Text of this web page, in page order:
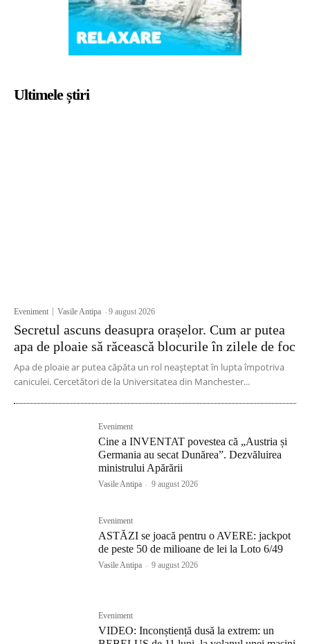
Ultimele știri
Eveniment Vasile Antipa -9 august 2026
Secretul ascuns deasupra orașelor. Cum ar putea
apa de ploaie să răcească blocurile în zilele de foc
Apa de ploaie ar putea căpăta un rol neașteptat în lupta împotriva
caniculei. Cercetători de la Universitatea din Manchester...
Eveniment
Cine a INVENTAT povestea că „Austria și
Germania au secat Dunărea”. Dezvăluirea
ministrului Apărării
Vasile Antipa - 9 august 2026
Eveniment
ASTĂZI se joacă pentru o AVERE: jackpot
de peste 50 de milioane de lei la Loto 6/49
Vasile Antipa - 9 august 2026
Eveniment
VIDEO: Inconștiență dusă la extrem: un